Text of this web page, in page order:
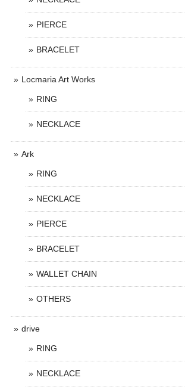
PIERCE
BRACELET
Locmaria Art Works
RING
NECKLACE
Ark
RING
NECKLACE
PIERCE
BRACELET
WALLET CHAIN
OTHERS
drive
RING
NECKLACE